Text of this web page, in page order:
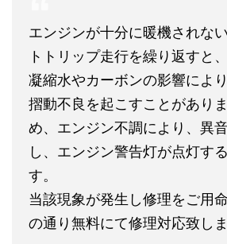
エンジンが十分に暖機されな
トトリップ走行を繰り返すと
凝縮水やカーボンの影響によ
摺動不良を起こすことがあり
め、エンジン不調により、異
し、エンジン警告灯が点灯す
す。
当該現象が発生し修理をご用
の通り無料にて修理対応致しま